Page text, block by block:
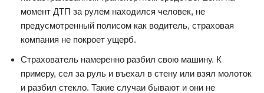
момент ДТП за рулем находился человек, не
предусмотренный полисом как водитель, страховая
компания не покроет ущерб.
Страхователь намеренно разбил свою машину. К
примеру, сел за руль и въехал в стену или взял молоток
и разбил стекло. Такие случаи бывают и они не